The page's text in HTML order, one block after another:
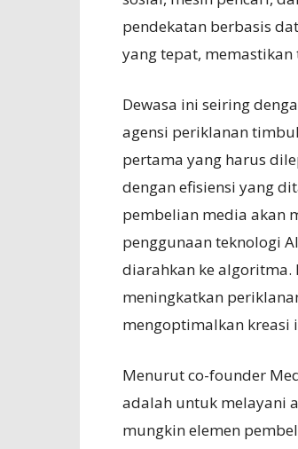
pendekatan berbasis
yang tepat,
Dewasa ini seiring
agensi periklanan
pertama yang harus
dengan efisiensi yang
pembelian media akan
penggunaan teknologi
diarahkan ke algoritma.
meningkatkan
mengoptimalkan kreasi
Menurut co-founder
adalah untuk melayani
mungkin elemen